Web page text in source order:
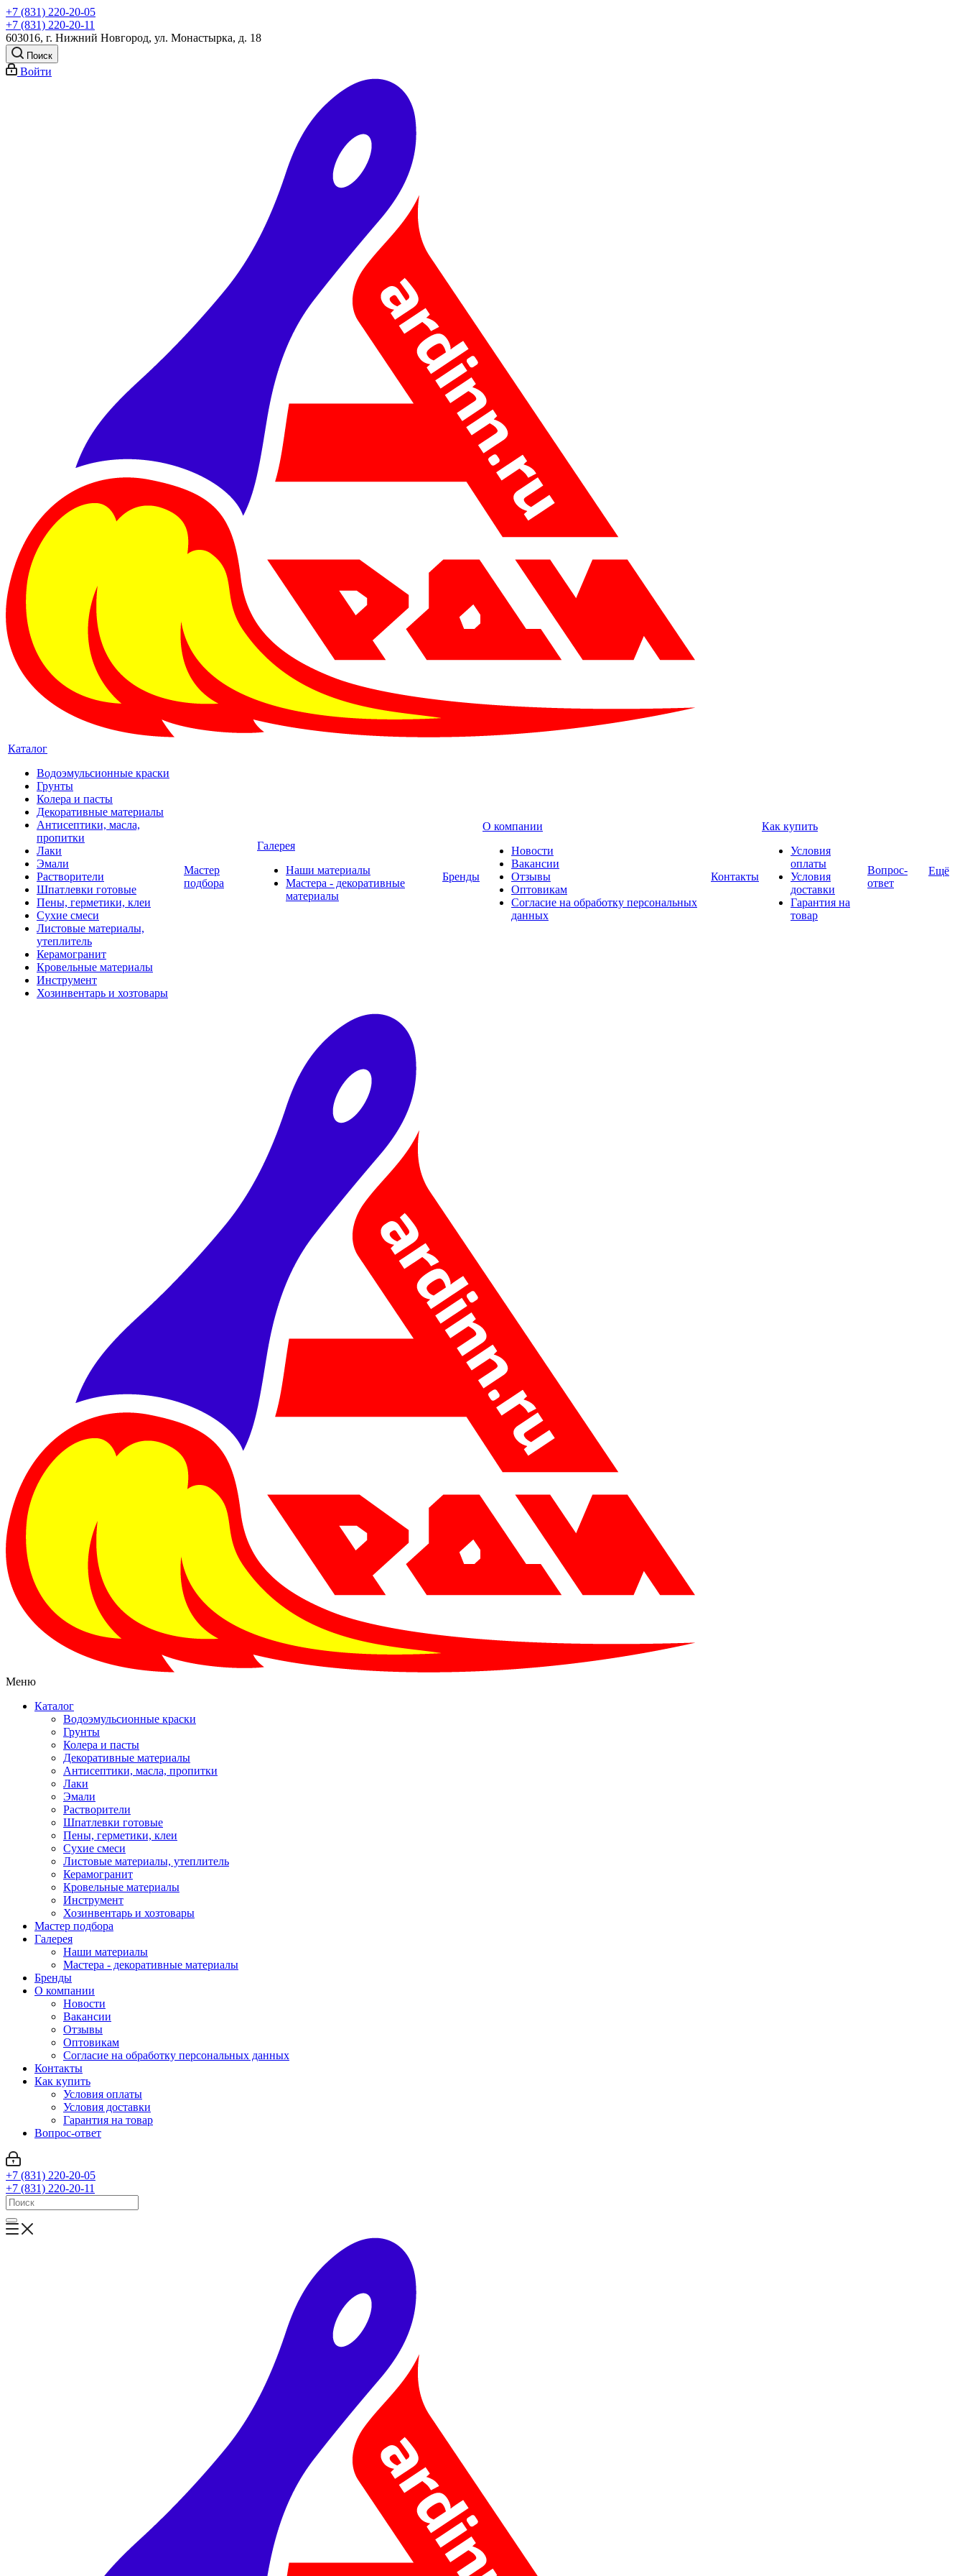
+7 (831) 220-20-05
+7 (831) 220-20-11
603016, г. Нижний Новгород, ул. Монастырка, д. 18
Поиск
Войти
Каталог
Водоэмульсионные краски
Грунты
Колера и пасты
Декоративные материалы
Антисептики, масла,
пропитки
Лаки
Эмали
Растворители
Шпатлевки готовые
Пены, герметики, клеи
Сухие смеси
Листовые материалы,
утеплитель
Керамогранит
Кровельные материалы
Инструмент
Хозинвентарь и хозтовары
Мастер
подбора
Галерея
Наши материалы
Мастера - декоративные
материалы
Бренды
О компании
Новости
Вакансии
Отзывы
Оптовикам
Cогласие на обработку персональных
данных
Контакты
Как купить
Условия
оплаты
Условия
доставки
Гарантия на
товар
Вопрос-
ответ
Ещё
Меню
Каталог
Водоэмульсионные краски
Грунты
Колера и пасты
Декоративные материалы
Антисептики, масла, пропитки
Лаки
Эмали
Растворители
Шпатлевки готовые
Пены, герметики, клеи
Сухие смеси
Листовые материалы, утеплитель
Керамогранит
Кровельные материалы
Инструмент
Хозинвентарь и хозтовары
Мастер подбора
Галерея
Наши материалы
Мастера - декоративные материалы
Бренды
О компании
Новости
Вакансии
Отзывы
Оптовикам
Cогласие на обработку персональных данных
Контакты
Как купить
Условия оплаты
Условия доставки
Гарантия на товар
Вопрос-ответ
+7 (831) 220-20-05
+7 (831) 220-20-11